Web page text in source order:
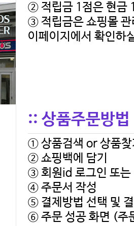
② 적립금 1점은 현금
이페이지에서 확인하
:: 상품주문방법
① 상품검색 or 상품
② 쇼핑백에 담기
③ 회원id 로그인 또는
④ 주문서 작성
⑤ 결제방법 선택 및
⑥ 주문 성공 화면 (주